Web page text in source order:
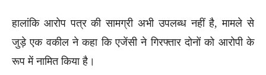
हालांकि आरोप पत्र की सामग्री अभी उपलब्ध नहीं है, मामले से
जुड़े एक वकील ने कहा कि एजेंसी ने गिरफ्तार दोनों को आरोपी के
रूप में नामित किया है।